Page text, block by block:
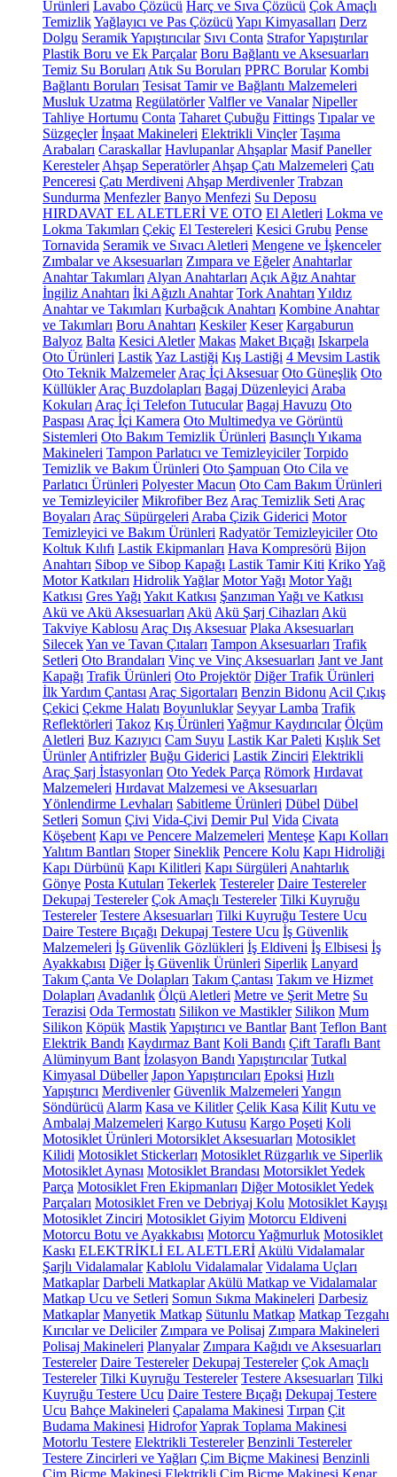
Ürünleri Lavabo Çözücü Harç ve Sıva Çözücü Çok Amaçlı
TemizlikYağlayıcı ve Pas Çözücü Yapı Kimyasalları Derz
Dolgu Seramik Yapıştırıcılar Sıvı Conta Strafor Yapıştırılar
Plastik Boru ve Ek Parçalar Boru Bağlantı ve Aksesuarları
Temiz Su Boruları Atık Su Boruları PPRC Borular Kombi
Bağlantı Boruları Tesisat Tamir ve Bağlantı Malzemeleri
Musluk Uzatma Regülatörler Valfler ve Vanalar Nipeller
Tahliye Hortumu Conta Taharet Çubuğu Fittings Tıpalar ve
Süzgeçler İnşaat Makineleri Elektrikli Vinçler Taşıma
Arabaları Caraskallar Havlupanlar Ahşaplar Masif Paneller
Keresteler Ahşap Seperatörler Ahşap Çatı Malzemeleri Çatı
Penceresi Çatı Merdiveni Ahşap Merdivenler Trabzan
Sundurma Menfezler Banyo Menfezi Su Deposu
HIRDAVAT EL ALETLERİ VE OTO El Aletleri Lokma ve
Lokma Takımları Çekiç El Testereleri Kesici Grubu Pense
Tornavida Seramik ve Sıvacı Aletleri Mengene ve İşkenceler
Zımbalar ve Aksesuarları Zımpara ve Eğeler Anahtarlar
Anahtar Takımları Alyan Anahtarları Açık Ağız Anahtar
İngiliz Anahtarı İki Ağızlı Anahtar Tork Anahtarı Yıldız
Anahtar ve Takımları Kurbağcık Anahtarı Kombine Anahtar
ve Takımları Boru Anahtarı Keskiler Keser Kargaburun
Balyoz Balta Kesici Aletler Makas Maket Bıçağı Iskarpela
Oto Ürünleri LastikYaz Lastiği Kış Lastiği 4 Mevsim Lastik
Oto Teknik Malzemeler Araç İçi Aksesuar Oto Güneşlik Oto
Küllükler Araç Buzdolapları Bagaj Düzenleyici Araba
Kokuları Araç İçi Telefon Tutucular Bagaj Havuzu Oto
Paspası Araç İçi Kamera Oto Multimedya ve Görüntü
Sistemleri Oto Bakım Temizlik Ürünleri Basınçlı Yıkama
Makineleri Tampon Parlatıcı ve Temizleyiciler Torpido
Temizlik ve Bakım Ürünleri Oto Şampuan Oto Cila ve
Parlatıcı Ürünleri Polyester Macun Oto Cam Bakım Ürünleri
ve Temizleyiciler Mikrofiber Bez Araç Temizlik Seti Araç
Boyaları Araç Süpürgeleri Araba Çizik Giderici Motor
Temizleyici ve Bakım Ürünleri Radyatör Temizleyiciler Oto
Koltuk Kılıfı Lastik Ekipmanları Hava Kompresörü Bijon
Anahtarı Sibop ve Sibop Kapağı Lastik Tamir Kiti KrikoYağ
Motor Katkıları Hidrolik Yağlar Motor Yağı Motor Yağı
Katkısı Gres Yağı Yakıt Katkısı Şanzıman Yağı ve Katkısı
Akü ve Akü Aksesuarları Akü Akü Şarj Cihazları Akü
Takviye Kablosu Araç Dış Aksesuar Plaka Aksesuarları
SilecekYan ve Tavan Çıtaları Tampon Aksesuarları Trafik
Setleri Oto Brandaları Vinç ve Vinç Aksesuarları Jant ve Jant
Kapağı Trafik Ürünleri Oto Projektör Diğer Trafik Ürünleri
İlk Yardım Çantası Araç Sigortaları Benzin Bidonu Acil Çıkış
Çekici Çekme Halatı Boyunluklar Seyyar Lamba Trafik
Reflektörleri Takoz Kış Ürünleri Yağmur Kaydırıcılar Ölçüm
Aletleri Buz Kazıyıcı Cam Suyu Lastik Kar Paleti Kışlık Set
Ürünler Antifrizler Buğu Giderici Lastik Zinciri Elektrikli
Araç Şarj İstasyonları Oto Yedek Parça Römork Hırdavat
Malzemeleri Hırdavat Malzemesi ve Aksesuarları
Yönlendirme Levhaları Sabitleme Ürünleri Dübel Dübel
Setleri Somun Çivi Vida-Çivi Demir Pul Vida Civata
Köşebent Kapı ve Pencere Malzemeleri Menteşe Kapı Kolları
Yalıtım Bantları Stoper Sineklik Pencere Kolu Kapı Hidroliği
Kapı Dürbünü Kapı Kilitleri Kapı Sürgüleri Anahtarlık
Gönye Posta Kutuları Tekerlek Testereler Daire Testereler
Dekupaj Testereler Çok Amaçlı Testereler Tilki Kuyruğu
Testereler Testere Aksesuarları Tilki Kuyruğu Testere Ucu
Daire Testere Bıçağı Dekupaj Testere Ucu İş Güvenlik
Malzemeleri İş Güvenlik Gözlükleri İş Eldiveni İş Elbisesi İş
Ayakkabısı Diğer İş Güvenlik Ürünleri Siperlik Lanyard
Takım Çanta Ve Dolapları Takım Çantası Takım ve Hizmet
Dolapları Avadanlık Ölçü Aletleri Metre ve Şerit Metre Su
Terazisi Oda Termostatı Silikon ve Mastikler Silikon Mum
Silikon Köpük MastikYapıştırıcı ve Bantlar Bant Teflon Bant
Elektrik Bandı Kaydırmaz Bant Koli Bandı Çift Taraflı Bant
Alüminyum Bant İzolasyon Bandı Yapıştırıcılar Tutkal
Kimyasal Dübeller Japon Yapıştırıcıları Epoksi Hızlı
Yapıştırıcı Merdivenler Güvenlik Malzemeleri Yangın
Söndürücü Alarm Kasa ve Kilitler Çelik Kasa Kilit Kutu ve
Ambalaj Malzemeleri Kargo Kutusu Kargo Poşeti Koli
Motosiklet Ürünleri Motorsiklet Aksesuarları Motosiklet
Kilidi Motosiklet Stickerları Motosiklet Rüzgarlık ve Siperlik
Motosiklet Aynası Motosiklet Brandası Motorsiklet Yedek
Parça Motosiklet Fren Ekipmanları Diğer Motosiklet Yedek
Parçaları Motosiklet Fren ve Debriyaj Kolu Motosiklet Kayışı
Motosiklet Zinciri Motosiklet Giyim Motorcu Eldiveni
Motorcu Botu ve Ayakkabısı Motorcu Yağmurluk Motosiklet
Kaskı ELEKTRİKLİ EL ALETLERİ Akülü Vidalamalar
Şarjlı Vidalamalar Kablolu Vidalamalar Vidalama Uçları
Matkaplar Darbeli Matkaplar Akülü Matkap ve Vidalamalar
Matkap Ucu ve Setleri Somun Sıkma Makineleri Darbesiz
Matkaplar Manyetik Matkap Sütunlu Matkap Matkap Tezgahı
Kırıcılar ve Deliciler Zımpara ve Polisaj Zımpara Makineleri
Polisaj Makineleri Planyalar Zımpara Kağıdı ve Aksesuarları
Testereler Daire Testereler Dekupaj Testereler Çok Amaçlı
Testereler Tilki Kuyruğu Testereler Testere Aksesuarları Tilki
Kuyruğu Testere Ucu Daire Testere Bıçağı Dekupaj Testere
Ucu Bahçe Makineleri Çapalama Makinesi Tırpan Çit
Budama Makinesi HidroforYaprak Toplama Makinesi
Motorlu Testere Elektrikli Testereler Benzinli Testereler
Testere Zincirleri ve Yağları Çim Biçme Makinesi Benzinli
Çim Biçme Makinesi Elektrikli Çim Biçme Makinesi Kenar